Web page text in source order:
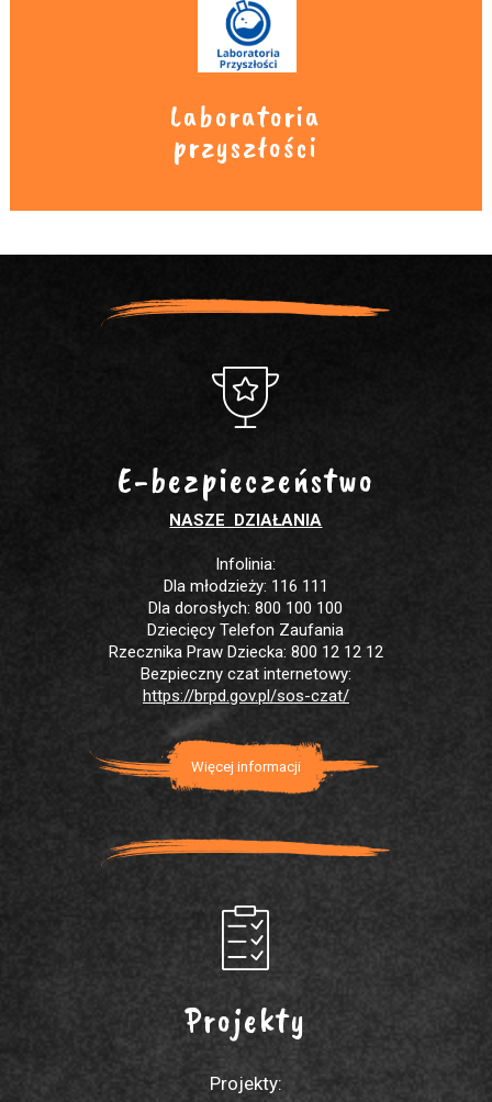
Laboratoria
przyszłości
E-bezpieczeństwo
NASZE DZIAŁANIA
Infolinia:
Dla młodzieży: 116 111
Dla dorosłych: 800 100 100
Dziecięcy Telefon Zaufania
Rzecznika Praw Dziecka: 800 12 12 12
Bezpieczny czat internetowy:
https://brpd.gov.pl/sos-czat/
Więcej informacji
Projekty
Projekty: